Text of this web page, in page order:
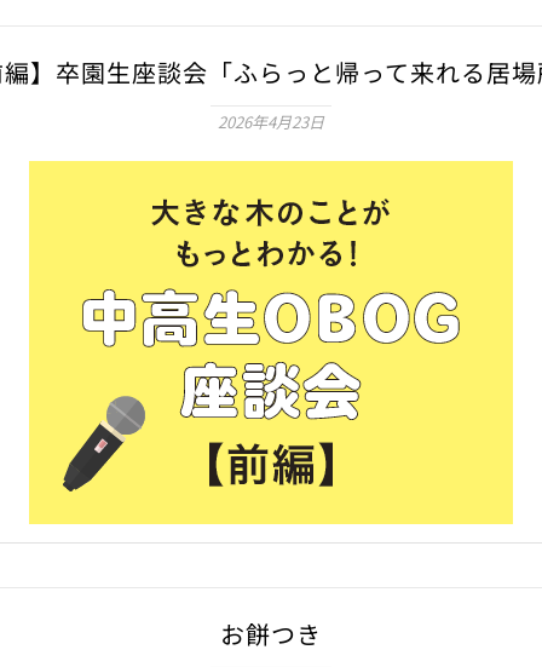
】卒園生座談会「ふらっと帰って来れる居
2026年4月23日
お餅つき